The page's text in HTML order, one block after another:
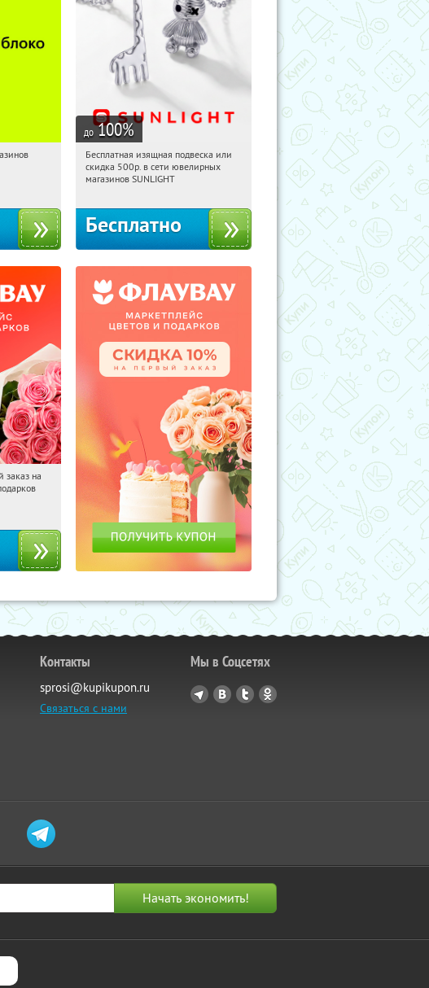
первым!
до 100%
14:29:38 Получили:
Россия
Бесплатная изящная подвеска или
скидка 500р. в сети ювелирных
магазинов SUNLIGHT
Бесплатно
заказ на
Контакты
sprosi@kupikupon.ru
Связаться с нами
Мы в Соцсетях